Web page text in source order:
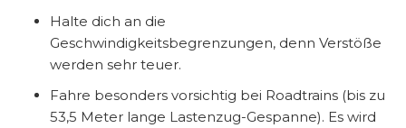
Halte dich an die
Geschwindigkeitsbegrenzungen, denn Verstöße
werden sehr teuer.
Fahre besonders vorsichtig bei Roadtrains (bis zu
53,5 Meter lange Lastenzug-Gespanne). Es wird